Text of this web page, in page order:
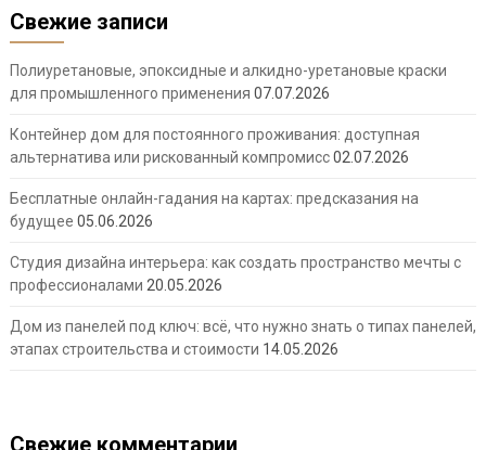
Свежие записи
Полиуретановые, эпоксидные и алкидно-уретановые краски
для промышленного применения 07.07.2026
Контейнер дом для постоянного проживания: доступная
альтернатива или рискованный компромисс02.07.2026
Бесплатные онлайн-гадания на картах: предсказания на
будущее 05.06.2026
Студия дизайна интерьера: как создать пространство мечты с
профессионалами 20.05.2026
Дом из панелей под ключ: всё, что нужно знать о типах панелей,
этапах строительства и стоимости 14.05.2026
Свежие комментарии